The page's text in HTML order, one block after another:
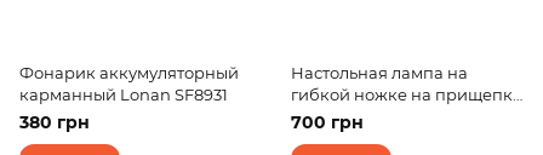
Фонарик аккумуляторный
карманный Lonan SF8931
380 грн
Настольная лампа на
гибкой ножке на прищепке
c USB SL-80 3W PINK
700 грн